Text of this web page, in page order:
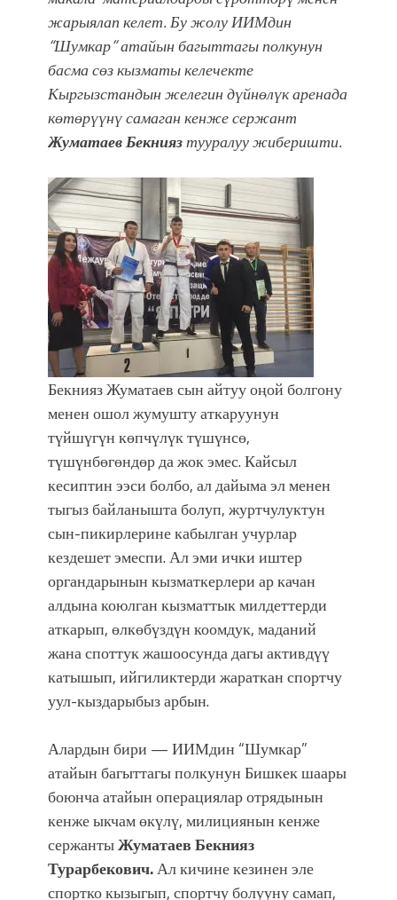
ЖУСУП АБДРАХМАНОВ
жарыялап келет. Бу жолу ИИМдин
“Шумкар” атайын багыттагы полкунун
басма сөз кызматы келечекте
Кыргызстандын желегин дүйнөлүк аренада
көтөрүүнү самаган кенже сержант
Жуматаев Бекниязтууралуу жиберишти.
Бекнияз Жуматаев сын айтуу оңой болгону
менен ошол жумушту аткаруунун
түйшүгүн көпчүлүк түшүнсө,
түшүнбөгөндөр да жок эмес. Кайсыл
кесиптин ээси болбо, ал дайыма эл менен
тыгыз байланышта болуп, журтчулуктун
сын-пикирлерине кабылган учурлар
кездешет эмеспи. Ал эми ички иштер
органдарынын кызматкерлери ар качан
алдына коюлган кызматтык милдеттерди
аткарып, өлкөбүздүн коомдук, маданий
жана споттук жашоосунда дагы активдүү
катышып, ийгиликтерди жараткан спортчу
уул-кыздарыбыз арбын.
Алардын бири — ИИМдин “Шумкар”
атайын багыттагы полкунун Бишкек шаары
боюнча атайын операциялар отрядынын
кенже ыкчам өкүлү, милициянын кенже
сержантыЖуматаев Бекнияз
Турарбекович.Ал кичине кезинен эле
спортко кызыгып, спортчу болууну самап,